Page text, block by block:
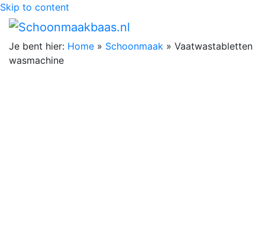
Skip to content
Je bent hier: Home » Schoonmaak » Vaatwastabletten
wasmachine